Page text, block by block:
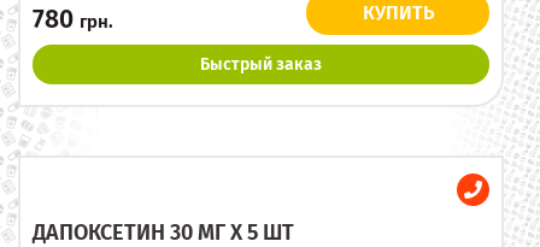
780 грн. КУПИТЬ
Быстрый заказ
ДАПОКСЕТИН 30 МГ X 5 ШТ